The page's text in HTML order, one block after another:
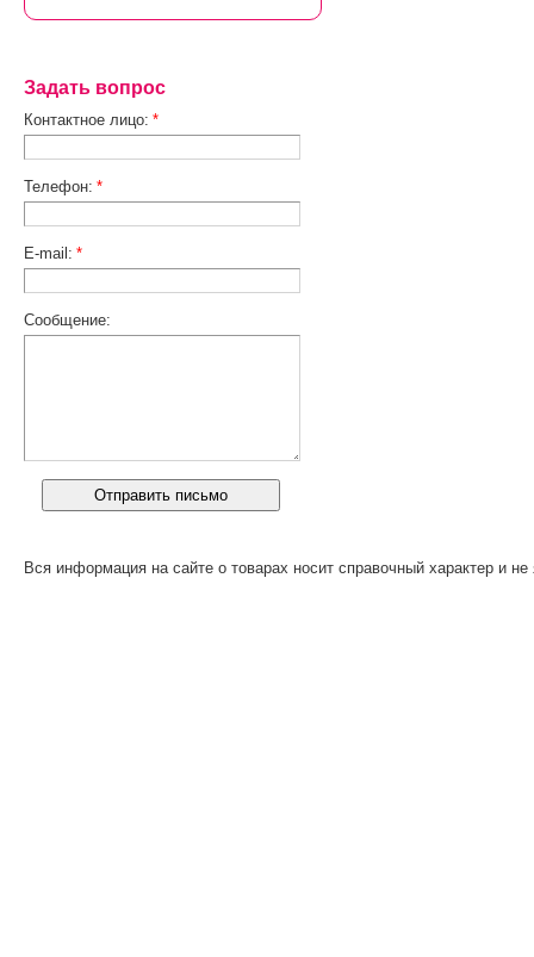
Задать вопрос
Контактное лицо: *
Телефон: *
E-mail: *
Сообщение:
Вся информация на сайте о товарах носит справочный характер и